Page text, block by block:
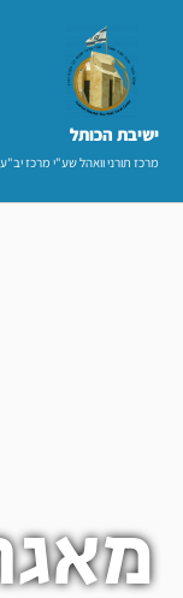
ישיבת הכותל​
מרכז תורני וואהל שע"י מרכז יב"ע